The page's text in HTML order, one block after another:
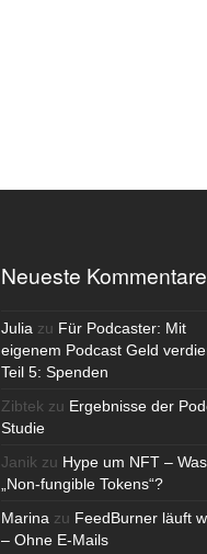
Neueste Kommentare
Julia zu Für Podcaster: Mit
eigenem Podcast Geld
Teil 5: Spenden
Zibtek zu Ergebnisse der
Studie
Janik zu Hype um NFT –
„Non-fungible Tokens“?
Marina zu FeedBurner läuft
– Ohne E-Mails